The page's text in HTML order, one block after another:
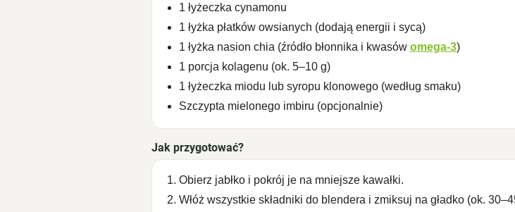
1 łyżeczka cynamonu
1 łyżka płatków owsianych (dodają energii i sycą)
1 łyżka nasion chia (źródło błonnika i kwasów omega-3)
1 porcja kolagenu (ok. 5–10 g)
1 łyżeczka miodu lub syropu klonowego (według smaku)
Szczypta mielonego imbiru (opcjonalnie)
Jak przygotować?
Obierz jabłko i pokrój je na mniejsze kawałki.
Włóż wszystkie składniki do blendera i zmiksuj na gładko (ok.